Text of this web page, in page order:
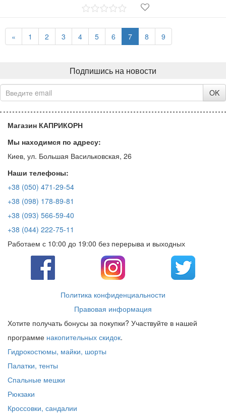
« 1 2 3 4 5 6 7 8 9
Подпишись на новости
OK
Магазин КАПРИКОРН
Мы находимся по адресу:
Киев, ул. Большая Васильковская, 26
Наши телефоны:
+38 (050) 471-29-54
+38 (098) 178-89-81
+38 (093) 566-59-40
+38 (044) 222-75-11
Работаем с 10:00 до 19:00 без перерыва и выходных
Политика конфиденциальности
Правовая информация
Хотите получать бонусы за покупки? Участвуйте в нашей
программе накопительных скидок.
Гидрокостюмы, майки, шорты
Палатки, тенты
Спальные мешки
Рюкзаки
Кроссовки, сандалии